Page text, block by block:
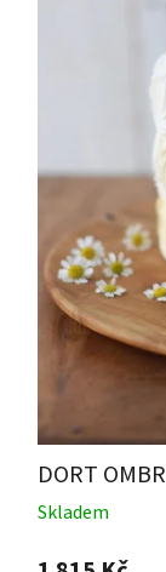
DORT
Skladem